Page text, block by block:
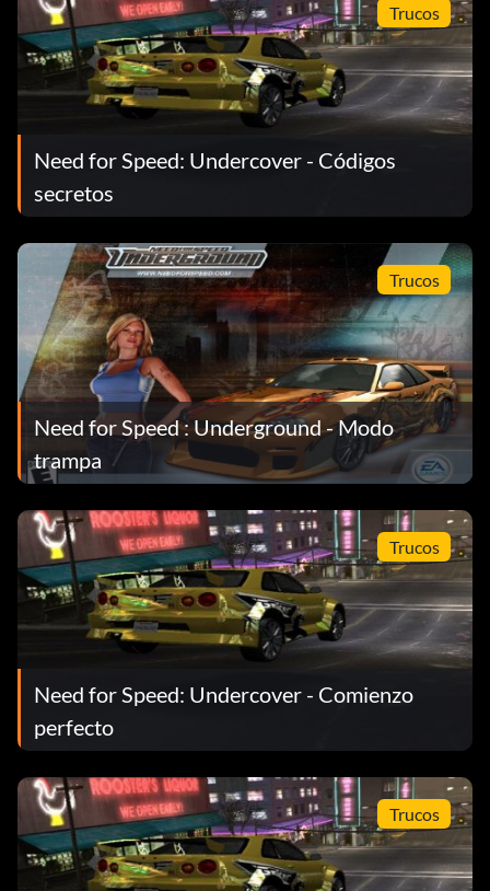
Trucos
Need for Speed: Undercover - Códigos
secretos
Trucos
Need for Speed : Underground - Modo
trampa
Trucos
Need for Speed: Undercover - Comienzo
perfecto
Trucos